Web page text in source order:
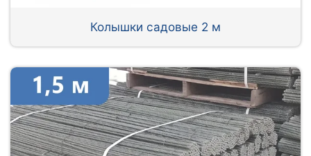
Колышки садовые 2 м